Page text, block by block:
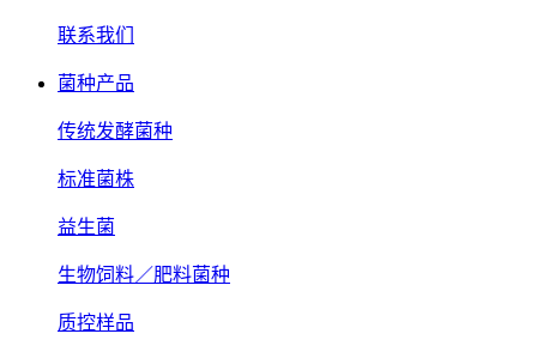
联系我们
菌种产品
传统发酵菌种
标准菌株
益生菌
生物饲料／肥料菌种
质控样品